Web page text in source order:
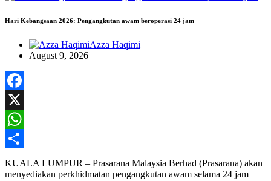
Hari Kebangsaan 2026: Pengangkutan awam beroperasi 24 jam
Azza Haqimi
August 9, 2026
Facebook
X
WhatsApp
Share
KUALA LUMPUR – Prasarana Malaysia Berhad (Prasarana) akan
menyediakan perkhidmatan pengangkutan awam selama 24 jam